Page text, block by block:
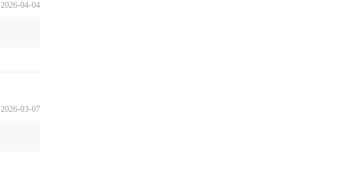
2026-04-04
2026-03-07